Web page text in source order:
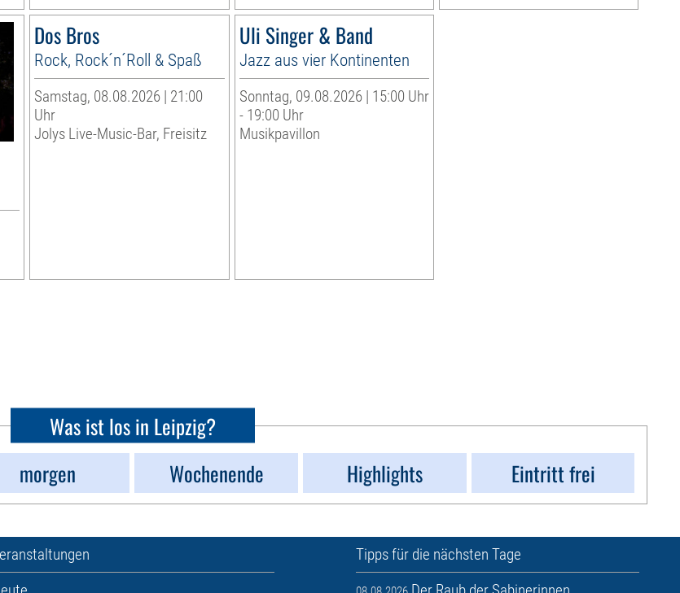
Dos Bros
Rock, Rock´n´Roll & Spaß
Samstag, 08.08.2026 | 21:00
Uhr
Jolys Live-Music-Bar, Freisitz
Uli Singer & Band
Jazz aus vier Kontinenten
Sonntag, 09.08.2026 | 15:00 Uhr
- 19:00 Uhr
Musikpavillon
Was ist los in Leipzig?
morgen Wochenende Highlights Eintritt frei
Tipps für die nächsten Tage